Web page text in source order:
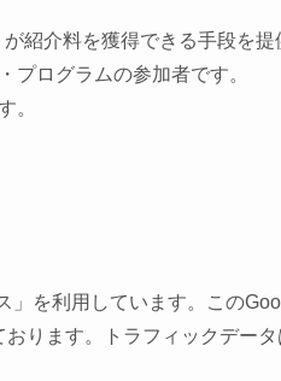
紹介料を獲得できる手段を提
プログラムの参加者です。
。
を利用しています。この
ります。トラフィックデータ